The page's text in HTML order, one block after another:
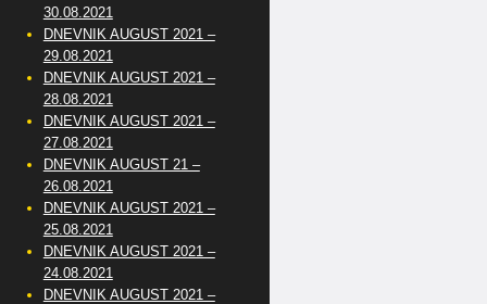
30.08.2021
DNEVNIK AUGUST 2021 –
29.08.2021
DNEVNIK AUGUST 2021 –
28.08.2021
DNEVNIK AUGUST 2021 –
27.08.2021
DNEVNIK AUGUST 21 –
26.08.2021
DNEVNIK AUGUST 2021 –
25.08.2021
DNEVNIK AUGUST 2021 –
24.08.2021
DNEVNIK AUGUST 2021 –